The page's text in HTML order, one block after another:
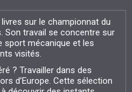
sur le championnat du
Son travail se concentre sur
sport mécanique et les
visités.
? Travailler dans des
d’Europe. Cette sélection